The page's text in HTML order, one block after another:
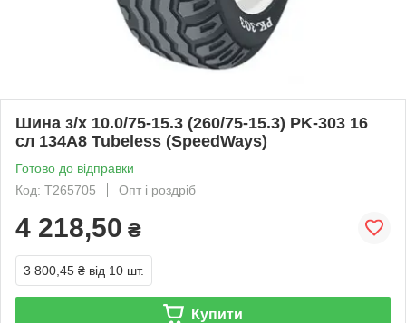
Шина з/х 10.0/75-15.3 (260/75-15.3) PK-303 16
сл 134A8 Tubeless (SpeedWays)
Готово до відправки
Код: T265705
Опт і роздріб
4 218,50 ₴
3 800,45 ₴ від 10 шт.
Купити